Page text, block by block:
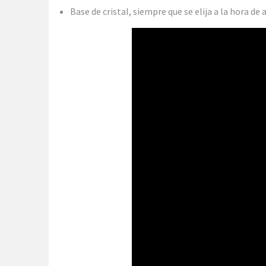
Base de cristal, siempre que se elija a la hora